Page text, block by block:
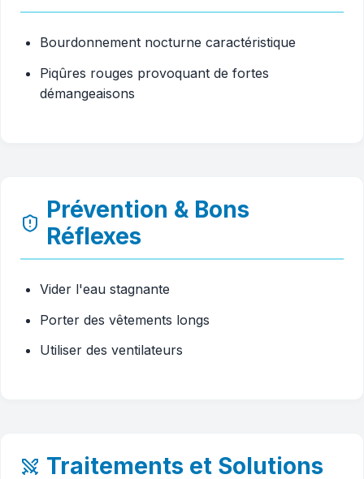
Bourdonnement nocturne caractéristique
Piqûres rouges provoquant de fortes
démangeaisons
Prévention & Bons
Réflexes
Vider l'eau stagnante
Porter des vêtements longs
Utiliser des ventilateurs
Traitements et Solutions